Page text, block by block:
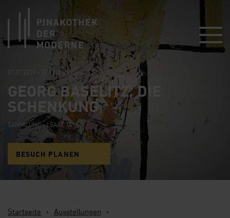
Link zur Startseite
07.07.2019 - 31.12.2021
GEORG BASELITZ. DIE
SCHENKUNG
SAMMLUNG+ | SAAL 14
BESUCH PLANEN
Startseite › Ausstellungen ›